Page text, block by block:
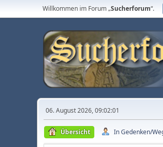
Willkommen im Forum „Sucherforum“.
06. August 2026, 09:02:01
Übersicht In Gedenken/